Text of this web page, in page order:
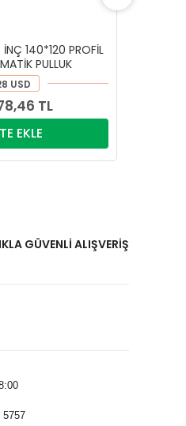
140*120 PROFİL
PULLUK
USD
TL
EKLE
GÜVENLİ ALIŞVERİŞ
5757